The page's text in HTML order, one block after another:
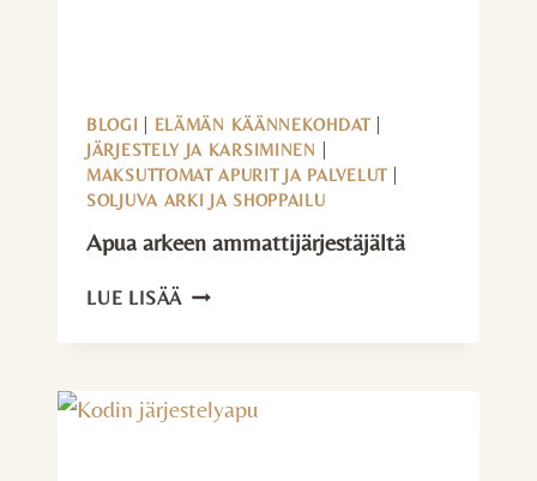
BLOGI ELÄMÄN KÄÄNNEKOHDAT|
JÄRJESTELY JA KARSIMINEN
MAKSUTTOMAT APURIT JA PALVELUT
SOLJUVA ARKI JA SHOPPAILU
Apua arkeen ammattijärjestäjältä
LUE LISÄÄ APUA
AMMATTIJÄRJESTÄJÄLTÄ